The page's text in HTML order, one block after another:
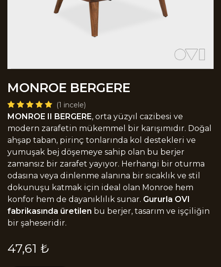
MONROE BERGERE
(1 incele)
MONROE II BERGERE, orta yüzyıl cazibesi ve
modern zarafetin mükemmel bir karışımıdır. Doğal
ahşap taban, pirinç tonlarında kol destekleri ve
yumuşak bej döşemeye sahip olan bu berjer
zamansız bir zarafet yayıyor. Herhangi bir oturma
odasına veya dinlenme alanına bir sıcaklık ve stil
dokunuşu katmak için ideal olan Monroe hem
konfor hem de dayanıklılık sunar. Gururla OVI
fabrikasında üretilen bu berjer, tasarım ve işçiliğin
bir şaheseridir.
47,61 ₺